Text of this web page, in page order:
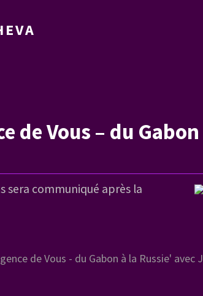
de Vous – du
sera communiqué après la
de Vous - du Gabon à la Russie' avec